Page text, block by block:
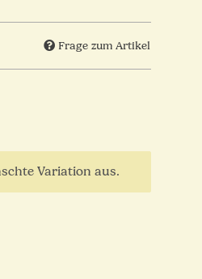
Frage zum Artikel
Variation aus.